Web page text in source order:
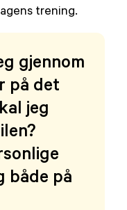
trening.
gjennom
på det
jeg
både på